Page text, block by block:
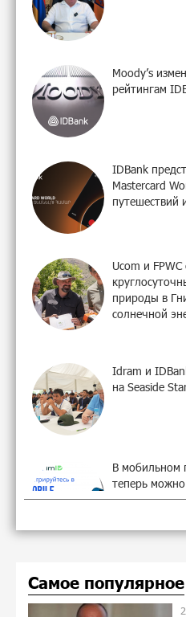
Moody’s
рейтингам
IDBank
Mastercard
путешествий
Ucom и
природы в
солнечной
Idram и
на Seaside
В мобильном
теперь можно
также с
школьников
Самое популярное